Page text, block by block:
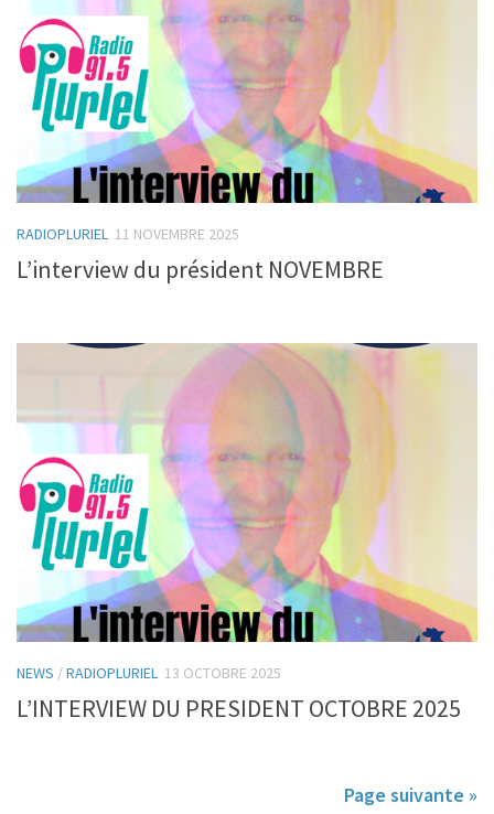
RADIOPLURIEL 11 NOVEMBRE 2025
L’interview du président NOVEMBRE
NEWS /RADIOPLURIEL 13 OCTOBRE 2025
L’INTERVIEW DU PRESIDENT OCTOBRE 2025
Page suivante »